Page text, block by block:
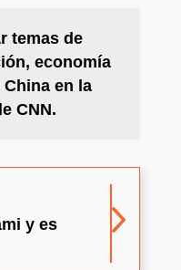
temas de
economía
en la
CNN.
y es